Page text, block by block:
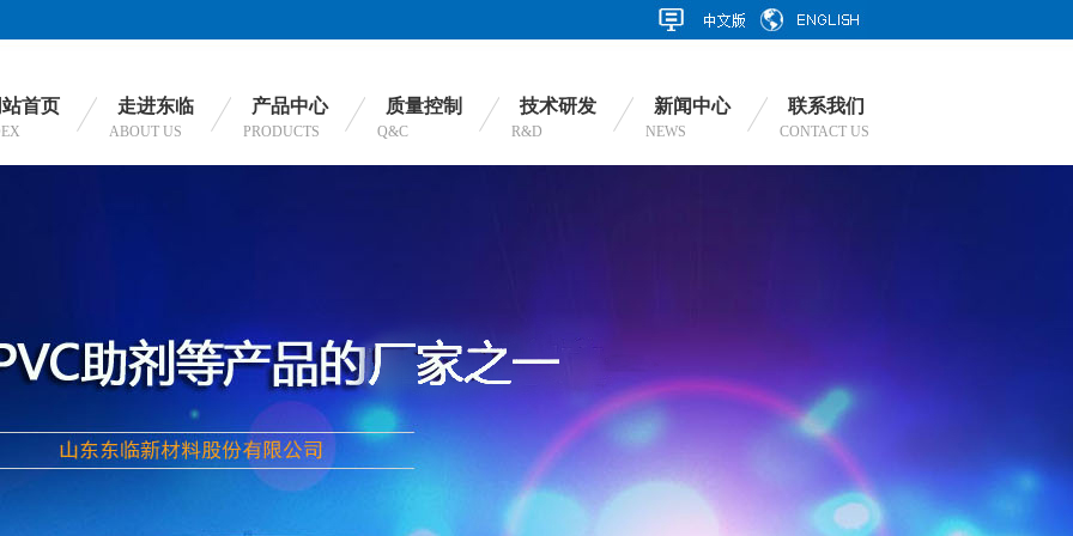
首页 走进东临
ABOUT US
产品中心
PRODUCTS
质量控制
Q&C
技术研发
R&D
新闻中心
NEWS
联系我们
CONTACT US